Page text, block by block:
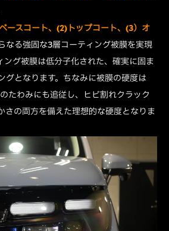
ースコート、(2)トップコート、(3）オ
なる強固な3層コーティング被膜を実現
ング被膜は低分子化された、確実に固ま
グとなります。ちなみに被膜の硬度は
たわみにも追従し、ヒビ割れクラック
さの両方を備えた理想的な硬度となりま